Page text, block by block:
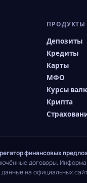
ПРОДУКТЫ
Депозиты
Кредиты
Карты
МФО
Курсы
Крипта
финансовых
договоры.
на официальных